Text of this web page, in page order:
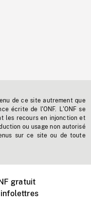
de ce site autrement que
écrite de l'ONF. L'ONF se
les recours en injonction et
ou usage non autorisé
sur ce site ou de toute
gratuit
infolettres